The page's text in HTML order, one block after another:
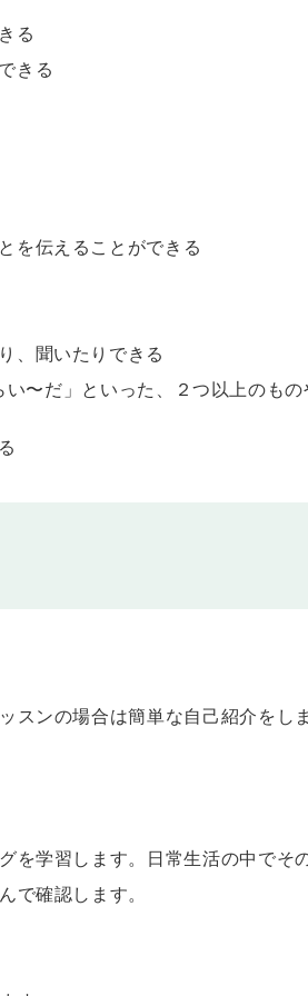
で泳いではいけません」のように、しなけれ
父は若いころ、ロンドンに住んでいました」
りできるようになります。
子どもたちはたくさんいますか」のよう
る
きる
を伝えることができる
、聞いたりできる
〜だ」といった、２つ以上のも
スンの場合は簡単な自己紹介をし
を学習します。日常生活の中でそ
確認します。